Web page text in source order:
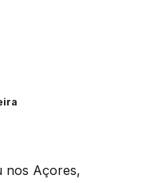
nos Açores,